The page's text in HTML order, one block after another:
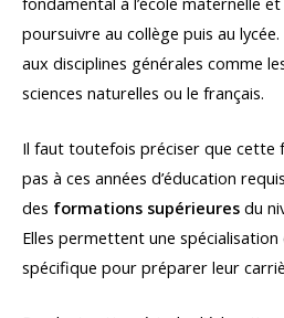
poursuivre au collège puis au
aux disciplines générales comme
sciences naturelles ou le français.
Il faut toutefois préciser que cette
pas à ces années d’éducation
des formations supérieures du
Elles permettent une spécialisation
spécifique pour préparer leur